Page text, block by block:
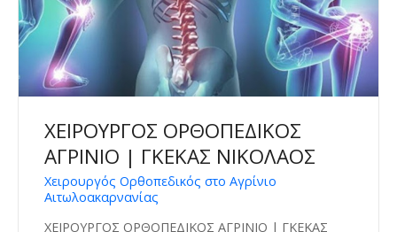
ΧΕΙΡΟΥΡΓΟΣ ΟΡΘΟΠΕΔΙΚΟΣ
ΑΓΡΙΝΙΟ | ΓΚΕΚΑΣ ΝΙΚΟΛΑΟΣ
Χειρουργός Ορθοπεδικός στο Αγρίνιο
Αιτωλοακαρνανίας
ΧΕΙΡΟΥΡΓΟΣ ΟΡΘΟΠΕΔΙΚΟΣ ΑΓΡΙΝΙΟ | ΓΚΕΚΑΣ